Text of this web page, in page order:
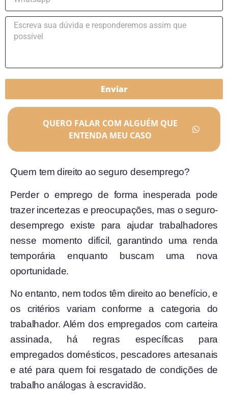
Enviar
QUERO FALAR COM ALGUÉM QUE
ENTENDA MEU CASO
Quem tem direito ao seguro desemprego?
Perder o emprego de forma inesperada pode
trazer incertezas e preocupações, mas o seguro-
desemprego existe para ajudar trabalhadores
nesse momento difícil, garantindo uma renda
temporária enquanto buscam uma nova
oportunidade.
No entanto, nem todos têm direito ao benefício, e
os critérios variam conforme a categoria do
trabalhador. Além dos empregados com carteira
assinada, há regras específicas para
empregados domésticos, pescadores artesanais
e até para quem foi resgatado de condições de
trabalho análogas à escravidão.